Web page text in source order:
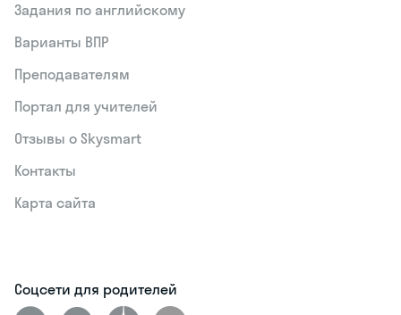
Задания по английскому
Варианты ВПР
Преподавателям
Портал для учителей
Отзывы о Skysmart
Контакты
Карта сайта
Соцсети для родителей